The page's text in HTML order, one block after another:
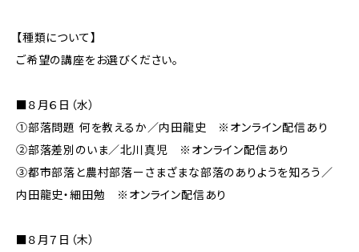
【種類について】
ご希望の講座をお選びください。
■８月６日（水）
①部落問題 何を教えるか／内田龍史 ※オンライン配信あり
②部落差別のいま／北川真児 ※オンライン配信あり
③都市部落と農村部落ーさまざまな部落のありようを知ろう／
内田龍史・細田勉 ※オンライン配信あり
■８月７日（木）